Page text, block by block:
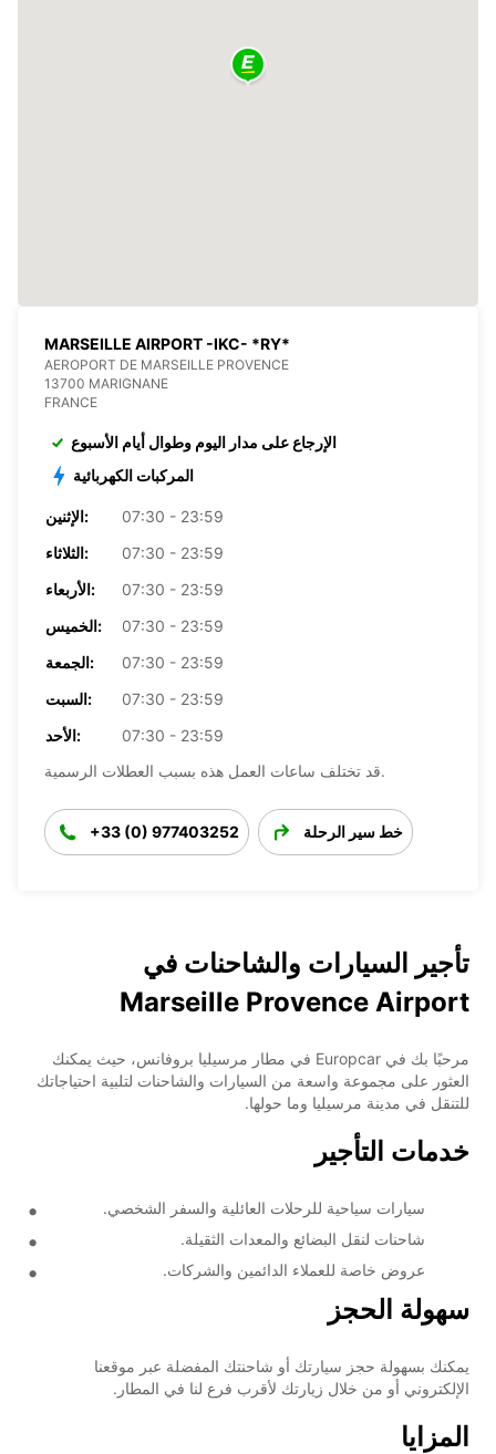
MARSEILLE AIRPORT -IKC- *RY*
AEROPORT DE MARSEILLE PROVENCE
13700 MARIGNANE
FRANCE
الإرجاع على مدار اليوم وطوال أيام الأسبوع
المركبات الكهربائية
الإثنين:
07:30 - 23:59
الثلاثاء:
07:30 - 23:59
الأربعاء:
07:30 - 23:59
الخميس:
07:30 - 23:59
الجمعة:
07:30 - 23:59
السبت:
07:30 - 23:59
الأحد:
07:30 - 23:59
قد تختلف ساعات العمل هذه بسبب العطلات الرسمية.
+33 (0) 977403252 خط سير الرحلة
تأجير السيارات والشاحنات في
Marseille Provence Airport
مرحبًا بك في Europcar في مطار مرسيليا بروفانس، حيث يمكنك
العثور على مجموعة واسعة من السيارات والشاحنات لتلبية احتياجاتك
للتنقل في مدينة مرسيليا وما حولها.
خدمات التأجير
سيارات سياحية للرحلات العائلية والسفر الشخصي.
شاحنات لنقل البضائع والمعدات الثقيلة.
عروض خاصة للعملاء الدائمين والشركات.
سهولة الحجز
يمكنك بسهولة حجز سيارتك أو شاحنتك المفضلة عبر موقعنا
الإلكتروني أو من خلال زيارتك لأقرب فرع لنا في المطار.
المزايا